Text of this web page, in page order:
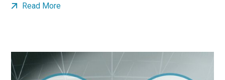
Read More